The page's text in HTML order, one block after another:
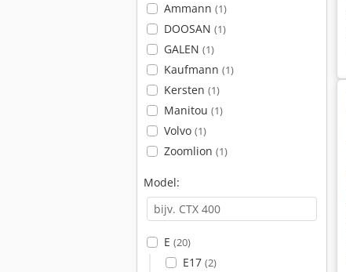
Ammann (1)
DOOSAN (1)
GALEN (1)
Kaufmann (1)
Kersten (1)
Manitou (1)
Volvo (1)
Zoomlion (1)
Model:
E (20)
E17 (2)